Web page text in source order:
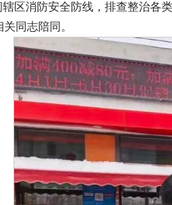
辖区消防安全防线，排查整治各
同志陪同。